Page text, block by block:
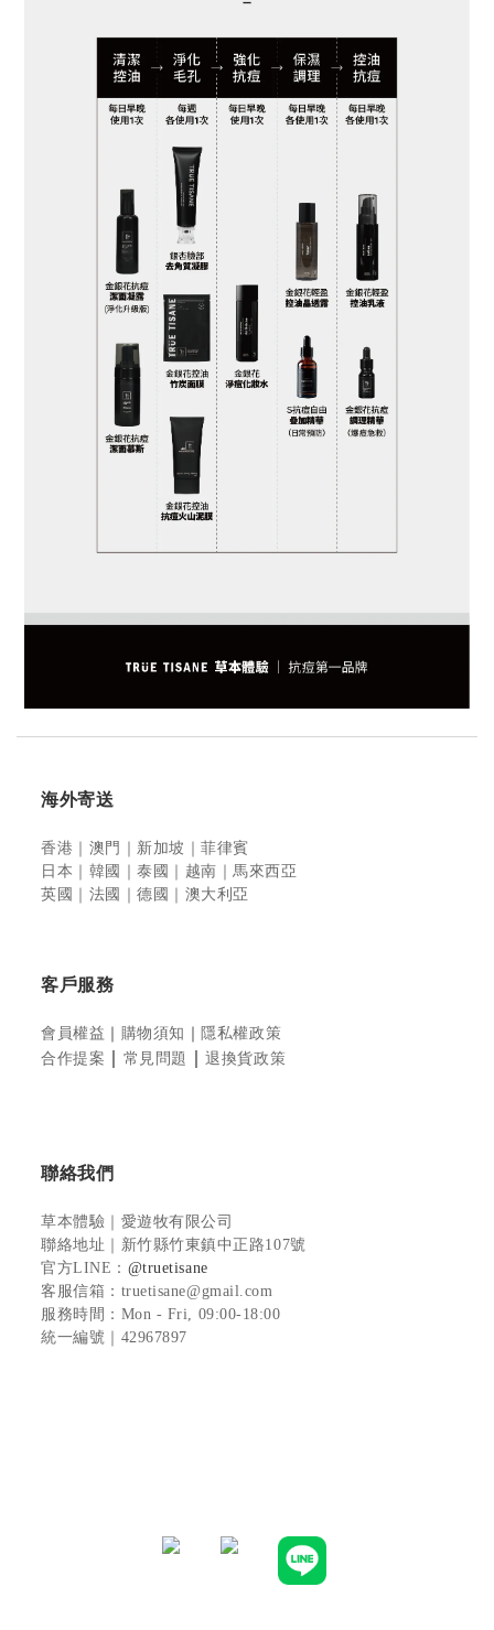
海外寄送
香港｜澳門｜新加坡
｜菲律賓
日本｜韓國｜泰國｜越南 ｜馬來西亞
英國｜法國｜德國｜澳大利亞
客戶服務
會員權益 購物須知 隱私權政策
合作提案 常見問題 ｜退換貨政策
聯絡我們
草本體驗｜愛遊牧有限公司
聯絡地址 ｜新竹縣竹東鎮中正路107號
官方LINE ： @truetisane
客服信箱：truetisane@gmail.com
服務時間：Mon - Fri, 09:00-18:00
統一編號｜42967897